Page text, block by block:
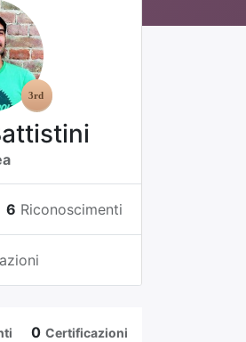
6 Riconoscimenti
0 Certificazioni